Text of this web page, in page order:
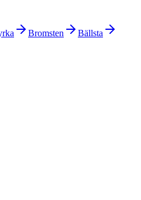
Bromsten Bällsta